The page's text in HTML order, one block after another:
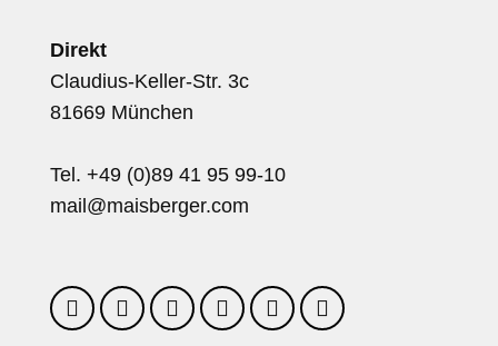
Direkt
Claudius-Keller-Str. 3c
81669 München
Tel. +49 (0)89 41 95 99-10
mail@maisberger.com